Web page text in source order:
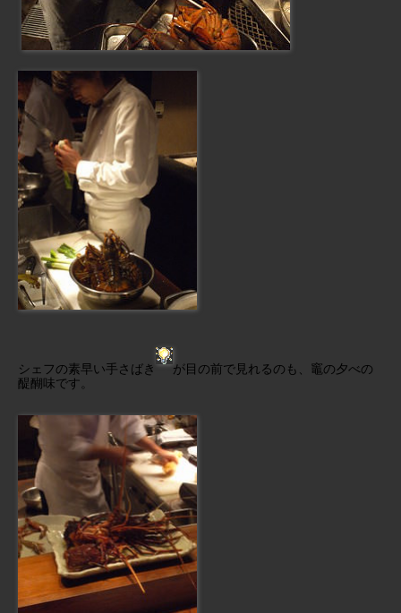
シェフの素早い手さばき
が目の前で見れるのも、竈の夕べの
醍醐味です。